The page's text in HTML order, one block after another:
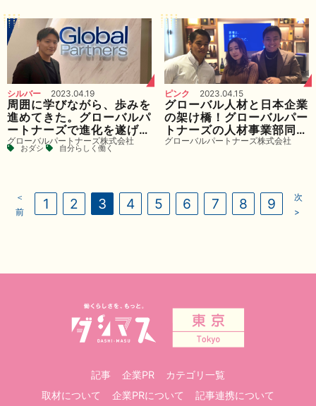
シルバー 2023.04.19
周囲に学びながら、歩みを
進めてきた。グローバルパ
ートナーズで進化を遂げて
きた営業マンの軌跡
グローバルパートナーズ株式会社
おダシ 自分らしく働く
ピンク 2023.04.15
グローバル人材と日本企業
の架け橋！グローバルパー
トナーズの人材事業部同期
座談会
グローバルパートナーズ株式会社
＜
前
1 2 3 4 5 6 7 8 9
次
>
記事 企業PR
カテゴリ一覧
取材について
企業PRについて 記事連携について